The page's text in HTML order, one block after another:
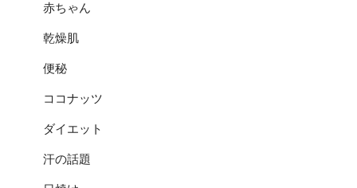
赤ちゃん
乾燥肌
便秘
ココナッツ
ダイエット
汗の話題